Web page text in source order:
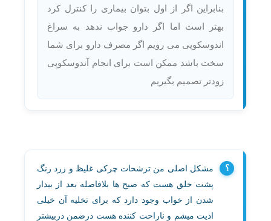
بنابراین اگر از اول بتوان بیماری را کنترل کرد
بهتر است اما اگر دارو جواب ندهد به سراغ
اندوسکوپی می رویم اگر مصرف دارو برای شما
سخت باشد ممکن است برای انجام آندوسکوپی
زودتر تصمیم بگیریم
مشکل اصلی من ترشحات چرکی غلیظ و زرد رنگ
پشت حلق هست که صبح ها بلافاصله بعد از بیدار
شدن از خواب وجود دارد که برای تخلیه آن خیلی
اذیت میشم و ناراحت کننده هست درضمن دربیشتر